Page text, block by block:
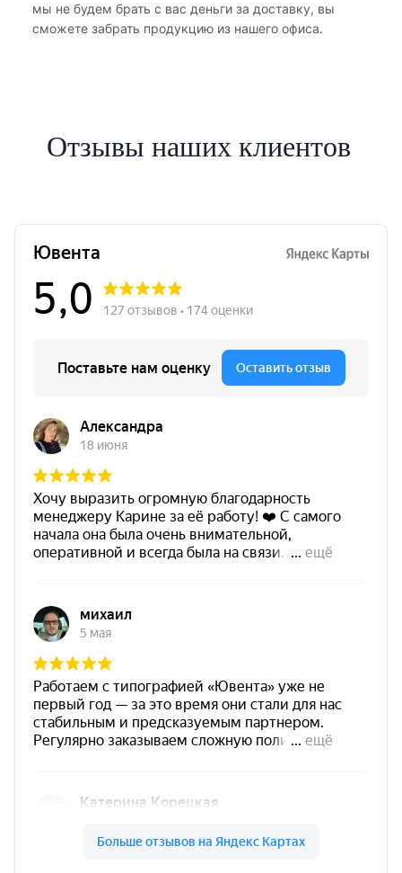
мы не будем брать с вас деньги за доставку, вы
сможете забрать продукцию из нашего офиса.
Отзывы наших клиентов